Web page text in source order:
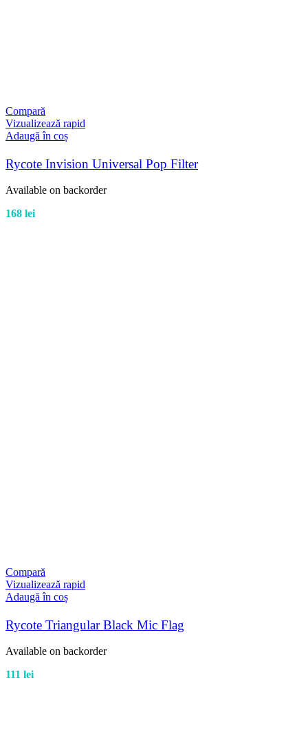
Compară
Vizualizează rapid
Adaugă în coș
Rycote Invision Universal Pop Filter
Available on backorder
168 lei
Compară
Vizualizează rapid
Adaugă în coș
Rycote Triangular Black Mic Flag
Available on backorder
111 lei